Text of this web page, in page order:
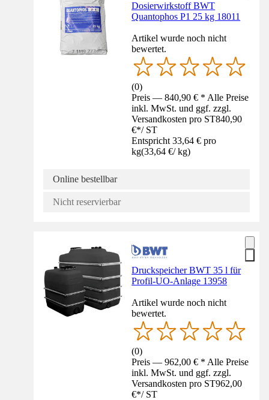
Dosierwirkstoff BWT
Quantophos P1 25 kg 18011
Artikel wurde noch nicht
bewertet.
(0)
Preis — 840,90 € * Alle Preise
inkl. MwSt. und ggf. zzgl.
Versandkosten pro ST840,90
€*/ ST
Entspricht 33,64 € pro
kg(33,64 €/ kg)
Online bestellbar
Nicht reservierbar
Druckspeicher BWT 35 l für
Profil-UO-Anlage 13958
Artikel wurde noch nicht
bewertet.
(0)
Preis — 962,00 € * Alle Preise
inkl. MwSt. und ggf. zzgl.
Versandkosten pro ST962,00
€*/ ST